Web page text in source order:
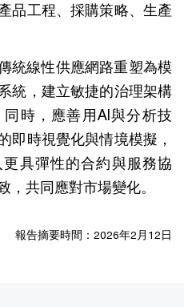
品工程、採購策略、生產
統線性供應網路重塑為模
統，建立敏捷的治理架構
時，應善用AI與分析技
即時視覺化與情境模擬，
具彈性的合約與服務協
，共同應對市場變化。
報告摘要時間：2026年2月12日